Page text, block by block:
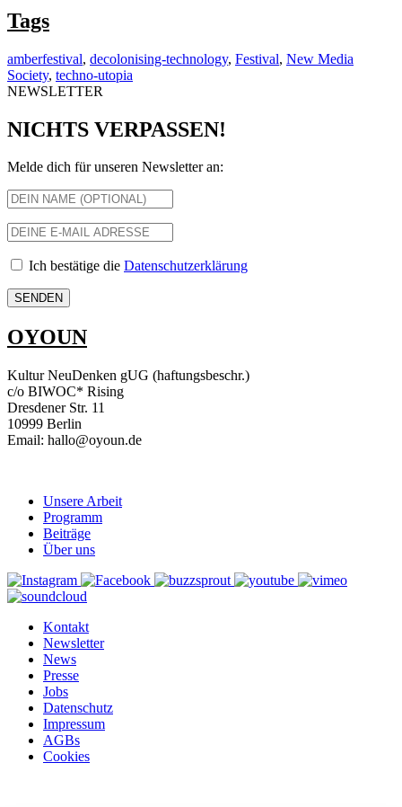
Tags
amberfestival, decolonising-technology, Festival, New Media
Society, techno-utopia
NEWSLETTER
NICHTS VERPASSEN!
Melde dich für unseren Newsletter an:
Ich bestätige die Datenschutzerklärung
OYOUN
Kultur NeuDenken gUG (haftungsbeschr.)
c/o BIWOC* Rising
Dresdener Str. 11
10999 Berlin
Email: hallo@oyoun.de
Unsere Arbeit
Programm
Beiträge
Über uns
Kontakt
Newsletter
News
Presse
Jobs
Datenschutz
Impressum
AGBs
Cookies